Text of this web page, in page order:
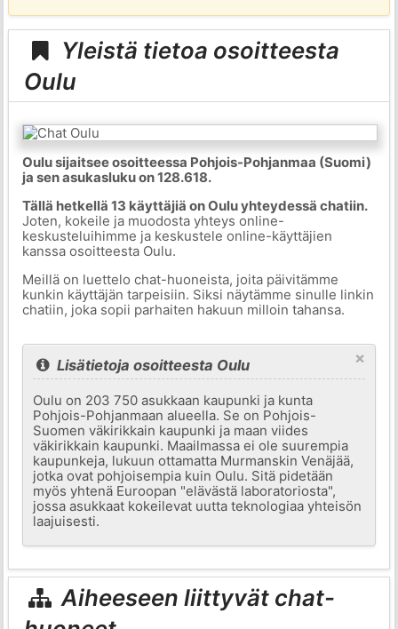
Yleistä tietoa osoitteesta
Oulu
Oulu sijaitsee osoitteessa Pohjois-Pohjanmaa (Suomi)
ja sen asukasluku on 128.618.
Tällä hetkellä 13 käyttäjiä on Oulu yhteydessä chatiin.
Joten, kokeile ja muodosta yhteys online-
keskusteluihimme ja keskustele online-käyttäjien
kanssa osoitteesta Oulu.
Meillä on luettelo chat-huoneista, joita päivitämme
kunkin käyttäjän tarpeisiin. Siksi näytämme sinulle linkin
chatiin, joka sopii parhaiten hakuun milloin tahansa.
×
Lisätietoja osoitteesta Oulu
Oulu on 203 750 asukkaan kaupunki ja kunta
Pohjois-Pohjanmaan alueella. Se on Pohjois-
Suomen väkirikkain kaupunki ja maan viides
väkirikkain kaupunki. Maailmassa ei ole suurempia
kaupunkeja, lukuun ottamatta Murmanskin Venäjää,
jotka ovat pohjoisempia kuin Oulu. Sitä pidetään
myös yhtenä Euroopan "elävästä laboratoriosta",
jossa asukkaat kokeilevat uutta teknologiaa yhteisön
laajuisesti.
Aiheeseen liittyvät chat-